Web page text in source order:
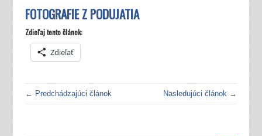
FOTOGRAFIE Z PODUJATIA
Zdieľaj tento článok:
Zdieľať
← Predchádzajúci článok Nasledujúci článok →